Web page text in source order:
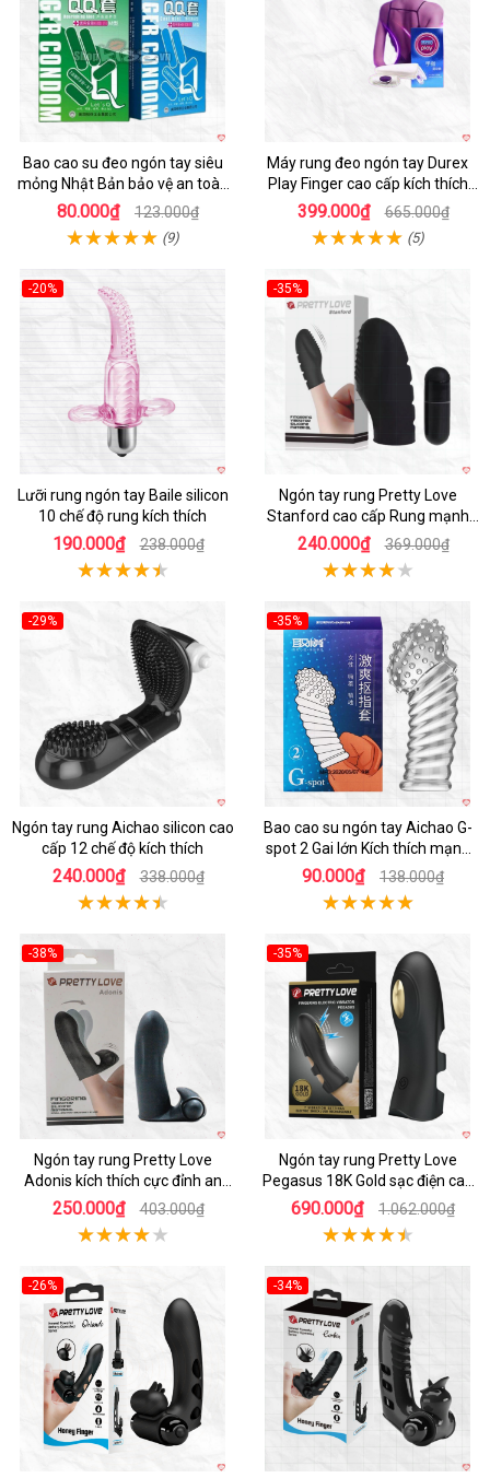
Bao cao su đeo ngón tay siêu
mỏng Nhật Bản bảo vệ an toàn
kích thích
80.000₫ 123.000₫
(9)
Máy rung đeo ngón tay Durex
Play Finger cao cấp kích thích
mạnh mẽ
399.000₫ 665.000₫
(5)
-20%
Lưỡi rung ngón tay Baile silicon
10 chế độ rung kích thích
190.000₫ 238.000₫
-35%
Ngón tay rung Pretty Love
Stanford cao cấp Rung mạnh
Chống nước
240.000₫ 369.000₫
-29%
Ngón tay rung Aichao silicon cao
cấp 12 chế độ kích thích
240.000₫ 338.000₫
-35%
Bao cao su ngón tay Aichao G-
spot 2 Gai lớn Kích thích mạnh
mẽ
90.000₫ 138.000₫
-38%
Ngón tay rung Pretty Love
Adonis kích thích cực đỉnh an
toàn chất liệu silicon
250.000₫ 403.000₫
-35%
Ngón tay rung Pretty Love
Pegasus 18K Gold sạc điện cao
cấp
690.000₫ 1.062.000₫
-26% -34%